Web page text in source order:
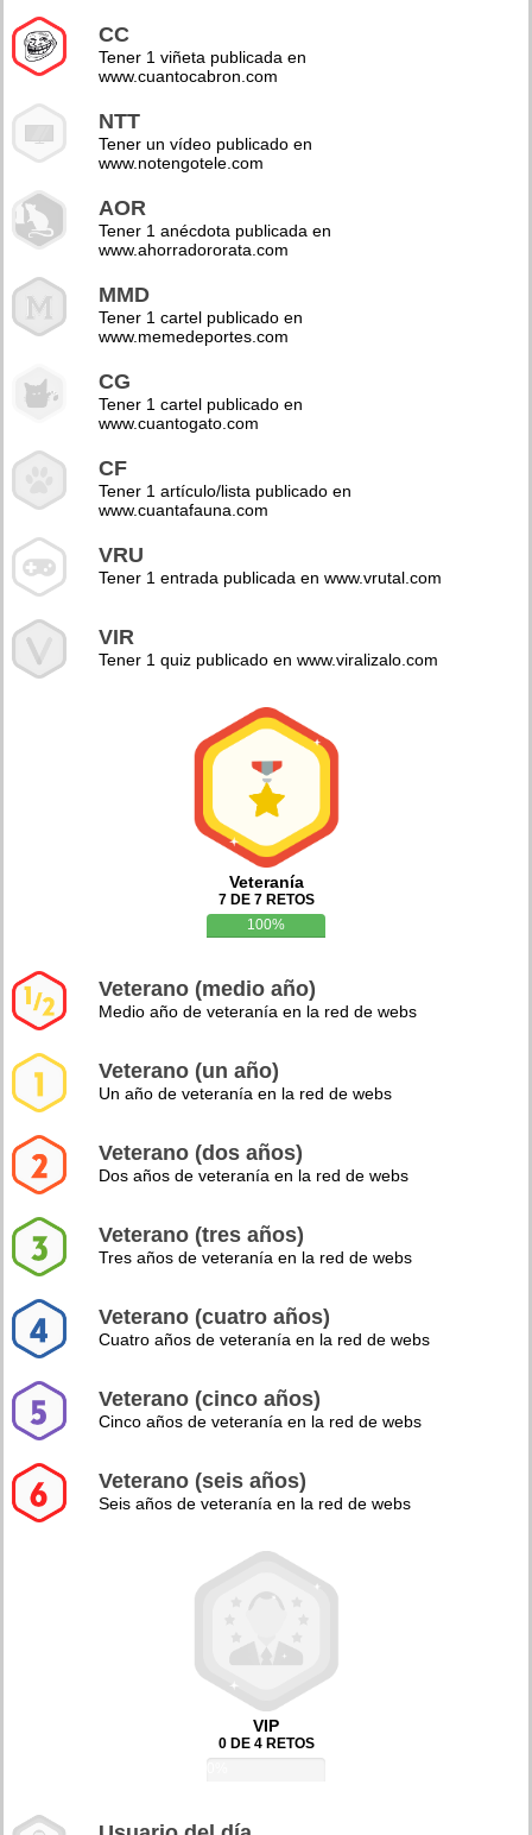
CC
Tener 1 viñeta publicada en
www.cuantocabron.com
NTT
Tener un vídeo publicado en
www.notengotele.com
AOR
Tener 1 anécdota publicada en
www.ahorradororata.com
MMD
Tener 1 cartel publicado en
www.memedeportes.com
CG
Tener 1 cartel publicado en
www.cuantogato.com
CF
Tener 1 artículo/lista publicado en
www.cuantafauna.com
VRU
Tener 1 entrada publicada en www.vrutal.com
VIR
Tener 1 quiz publicado en www.viralizalo.com
Veteranía
7 DE 7 RETOS
100%
Veterano (medio año)
Medio año de veteranía en la red de webs
Veterano (un año)
Un año de veteranía en la red de webs
Veterano (dos años)
Dos años de veteranía en la red de webs
Veterano (tres años)
Tres años de veteranía en la red de webs
Veterano (cuatro años)
Cuatro años de veteranía en la red de webs
Veterano (cinco años)
Cinco años de veteranía en la red de webs
Veterano (seis años)
Seis años de veteranía en la red de webs
VIP
0 DE 4 RETOS